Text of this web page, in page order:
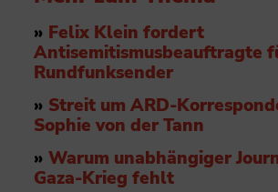
» Felix Klein fordert
Antisemitismusbeauftragte
Rundfunksender
» Streit um ARD-
Sophie von der Tann
» Warum unabhängiger
Gaza-Krieg fehlt